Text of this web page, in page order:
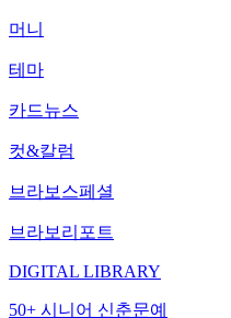
머니
테마
카드뉴스
컷&칼럼
브라보스페셜
브라보리포트
DIGITAL LIBRARY
50+ 시니어 신춘문예